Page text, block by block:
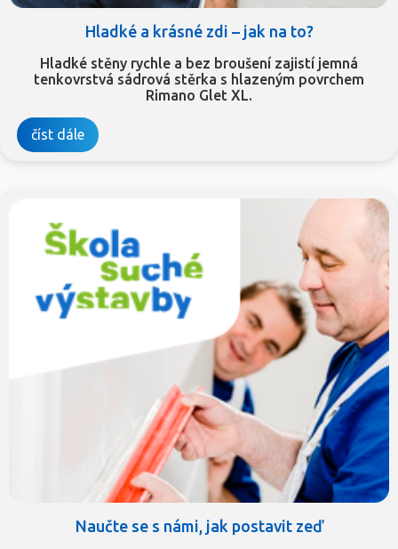
Hladké a krásné zdi – jak na to?
Hladké stěny rychle a bez broušení zajistí jemná
tenkovrstvá sádrová stěrka s hlazeným povrchem
Rimano Glet XL.
číst dále
Naučte se s námi, jak postavit zeď